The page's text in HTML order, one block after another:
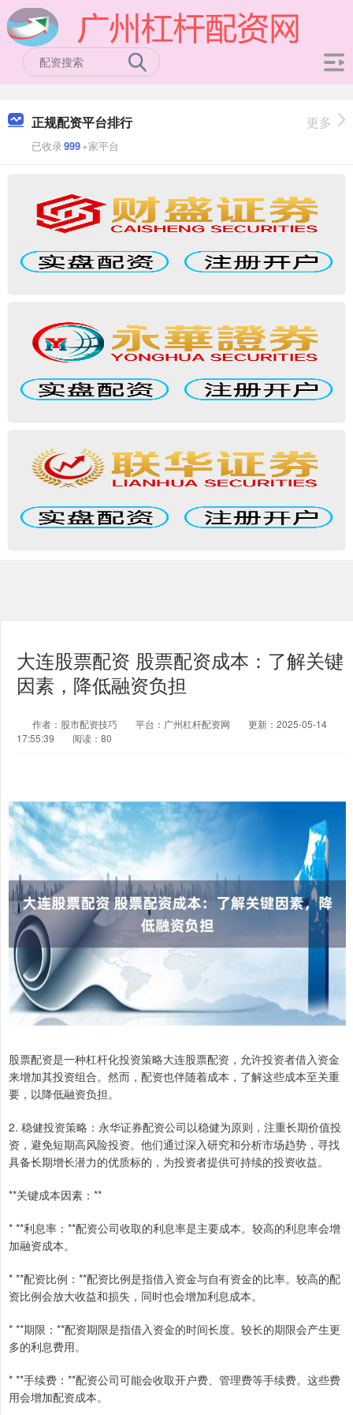
正规配资平台排行
已收录999+家平台
更多
大连股票配资 股票配资成本：了解关键
因素，降低融资负担
作者：股市配资技巧 平台：广州杠杆配资网
更新：2025-05-14
17:55:39
阅读：80
股票配资是一种杠杆化投资策略大连股票配资，允许投资者借入资金
来增加其投资组合。然而，配资也伴随着成本，了解这些成本至关重
要，以降低融资负担。
2. 稳健投资策略：永华证券配资公司以稳健为原则，注重长期价值投
资，避免短期高风险投资。他们通过深入研究和分析市场趋势，寻找
具备长期增长潜力的优质标的，为投资者提供可持续的投资收益。
**关键成本因素：**
* **利息率：**配资公司收取的利息率是主要成本。较高的利息率会增
加融资成本。
* **配资比例：**配资比例是指借入资金与自有资金的比率。较高的配
资比例会放大收益和损失，同时也会增加利息成本。
* **期限：**配资期限是指借入资金的时间长度。较长的期限会产生更
多的利息费用。
* **手续费：**配资公司可能会收取开户费、管理费等手续费。这些费
用会增加配资成本。